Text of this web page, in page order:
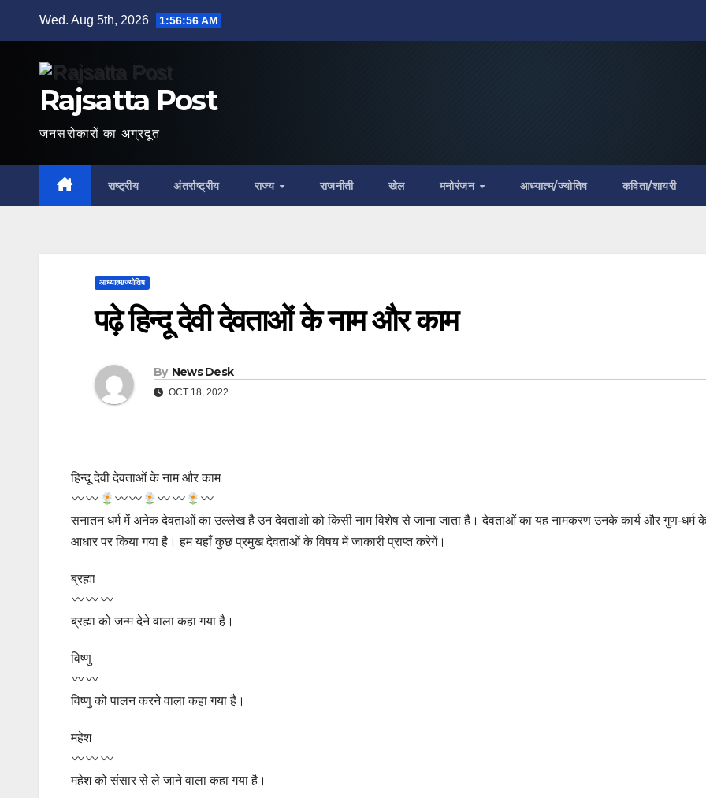
Wed. Aug 5th, 2026 1:56:57 AM
Rajsatta Post
जनसरोकारों का अग्रदूत
राष्ट्रीय अंतर्राष्ट्रीय राज्य राजनीती खेल मनोरंजन आध्यात्म/ज्योतिष कविता/शायरी
आध्यात्म/ज्योतिष
पढ़े हिन्दू देवी देवताओं के नाम और काम
By News Desk
OCT 18, 2022
हिन्दू देवी देवताओं के नाम और काम
सनातन धर्म में अनेक देवताओं का उल्लेख है उन देवताओ को किसी नाम विशेष से जाना जाता है। देवताओं का यह नामकरण उनके कार्य और गुण-धर्म
आधार पर किया गया है। हम यहाँ कुछ प्रमुख देवताओं के विषय में जाकारी प्राप्त करेगें।
ब्रह्मा
ब्रह्मा को जन्म देने वाला कहा गया है।
विष्णु
विष्णु को पालन करने वाला कहा गया है।
महेश
महेश को संसार से ले जाने वाला कहा गया है।